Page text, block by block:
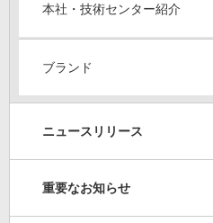
本社・技術センター紹介
ブランド
ニュースリリース
重要なお知らせ